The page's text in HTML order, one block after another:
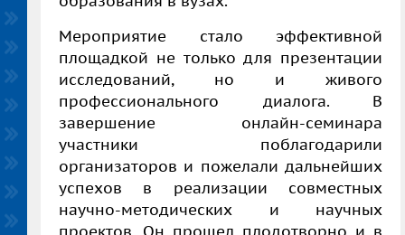
Мероприятие стало эффективной
площадкой не только для презентации
исследований, но и живого
профессионального диалога. В
завершение онлайн-семинара
участники поблагодарили
организаторов и пожелали дальнейших
успехов в реализации совместных
научно-методических и научных